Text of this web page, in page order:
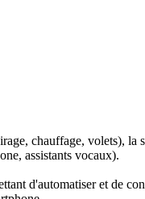
chauffage, volets), la
assistants vocaux).
d'automatiser et de